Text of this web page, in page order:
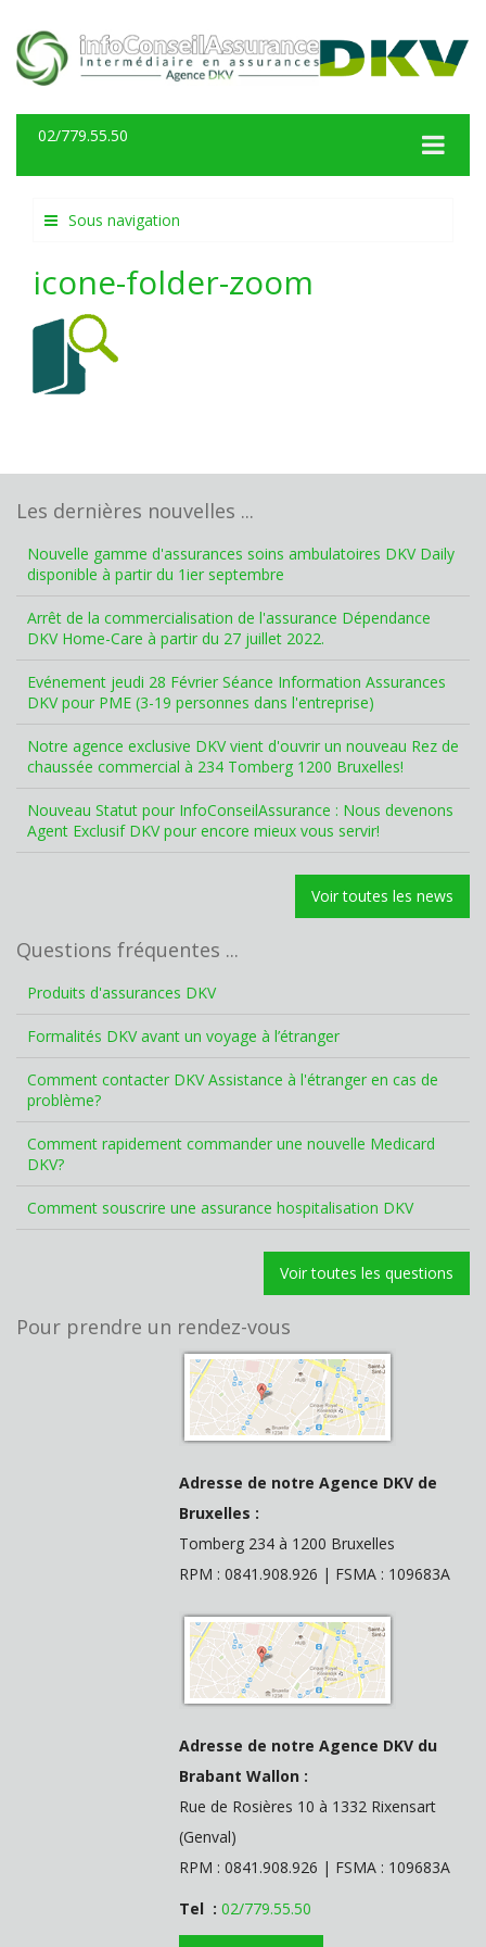
02/779.55.50
Sous navigation
icone-folder-zoom
Les dernières nouvelles ...
Nouvelle gamme d'assurances soins ambulatoires DKV Daily
disponible à partir du 1ier septembre
Arrêt de la commercialisation de l'assurance Dépendance
DKV Home-Care à partir du 27 juillet 2022.
Evénement jeudi 28 Février Séance Information Assurances
DKV pour PME (3-19 personnes dans l'entreprise)
Notre agence exclusive DKV vient d'ouvrir un nouveau Rez de
chaussée commercial à 234 Tomberg 1200 Bruxelles!
Nouveau Statut pour InfoConseilAssurance : Nous devenons
Agent Exclusif DKV pour encore mieux vous servir!
Voir toutes les news
Questions fréquentes ...
Produits d'assurances DKV
Formalités DKV avant un voyage à l’étranger
Comment contacter DKV Assistance à l'étranger en cas de
problème?
Comment rapidement commander une nouvelle Medicard
DKV?
Comment souscrire une assurance hospitalisation DKV
Voir toutes les questions
Pour prendre un rendez-vous
Adresse de notre Agence DKV de
Bruxelles :
Tomberg 234 à 1200 Bruxelles
RPM : 0841.908.926 | FSMA : 109683A
Adresse de notre Agence DKV du
Brabant Wallon :
Rue de Rosières 10 à 1332 Rixensart
(Genval)
RPM : 0841.908.926 | FSMA : 109683A
Tel : 02/779.55.50